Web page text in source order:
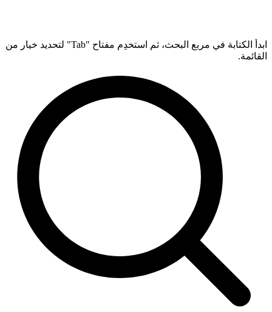
ابدأ الكتابة في مربع البحث، ثم استخدِم مفتاح "Tab" لتحديد خيار من
القائمة.